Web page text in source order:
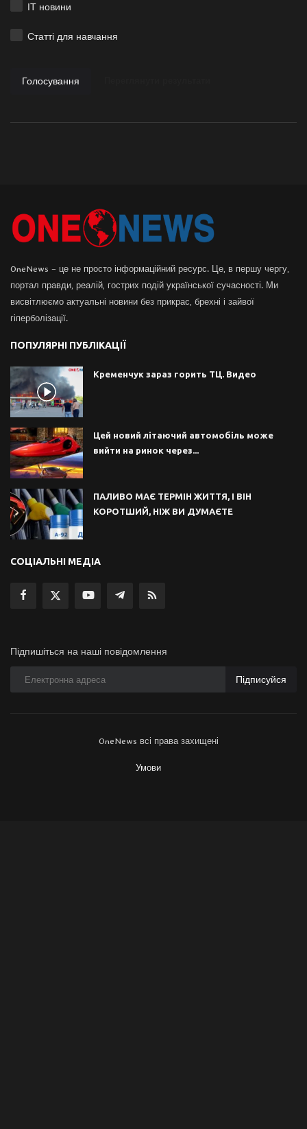
ІТ новини
Статті для навчання
Голосування
OneNews – це не просто інформаційний ресурс. Це, в першу чергу,
портал правди, реалій, гострих подій української сучасності. Ми
висвітлюємо актуальні новини без прикрас, брехні і зайвої
гіперболізації.
ПОПУЛЯРНІ ПУБЛІКАЦІЇ
Кременчук зараз горить ТЦ. Видео
Цей новий літаючий автомобіль може
вийти на ринок через...
ПАЛИВО МАЄ ТЕРМІН ЖИТТЯ, І ВІН
КОРОТШИЙ, НІЖ ВИ ДУМАЄТЕ
СОЦІАЛЬНІ МЕДІА
Підпишіться на наші повідомлення
Підписуйся
OneNews всі права захищені
Умови